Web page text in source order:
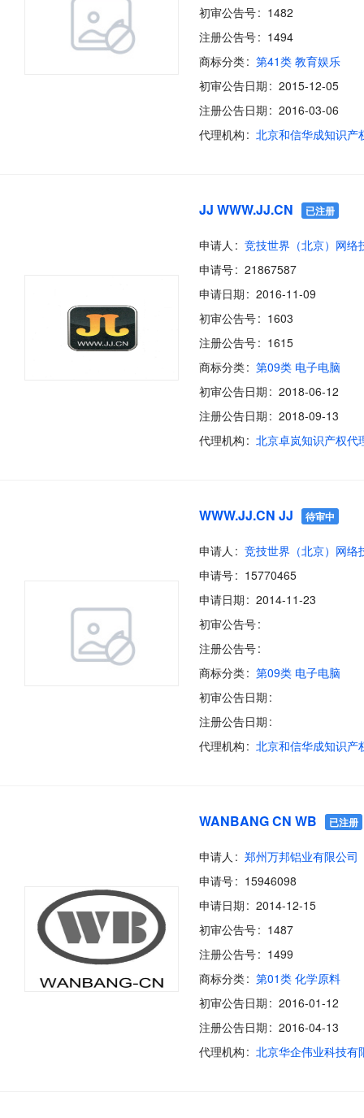
初审公告号
1482
注册公告号
1494
商标分类
第41类 教育娱乐
初审公告日期
2015-12-05
注册公告日期
2016-03-06
代理机构
JJ WWW.JJ.CN 已注册
申请人
申请号
21867587
申请日期
2016-11-09
初审公告号
1603
注册公告号
1615
商标分类
第09类 电子电脑
初审公告日期
2018-06-12
注册公告日期
2018-09-13
代理机构
WWW.JJ.CN JJ 待审中
申请人
申请号
15770465
申请日期
2014-11-23
初审公告号
注册公告号
商标分类
第09类 电子电脑
初审公告日期
注册公告日期
代理机构
WANBANG CN WB 已注册
申请人
郑州万邦铝业有限公司
申请号
15946098
申请日期
2014-12-15
初审公告号
1487
注册公告号
1499
商标分类
第01类 化学原料
初审公告日期
2016-01-12
注册公告日期
2016-04-13
代理机构
北京华企伟业科技有